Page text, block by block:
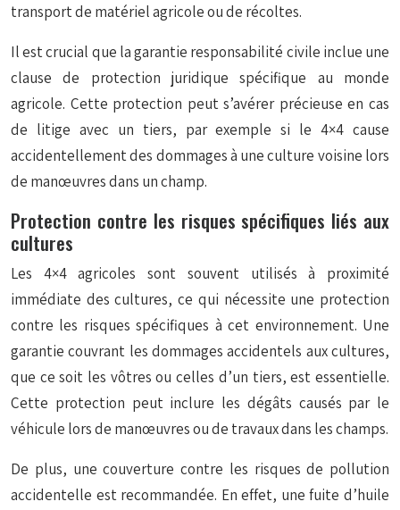
transport de matériel agricole ou de récoltes.
Il est crucial que la garantie responsabilité civile inclue une
clause de protection juridiquespécifique au monde
agricole. Cette protection peut s’avérer précieuse en cas
de litige avec un tiers, par exemple si le 4×4 cause
accidentellement des dommages à une culture voisine lors
de manœuvres dans un champ.
Protection contre les risques spécifiques liés aux
cultures
Les 4×4 agricoles sont souvent utilisés à proximité
immédiate des cultures, ce qui nécessite une protection
contre les risques spécifiques à cet environnement. Une
garantie couvrant les dommages accidentels aux cultures,
que ce soit les vôtres ou celles d’un tiers, est essentielle.
Cette protection peut inclure les dégâts causés par le
véhicule lors de manœuvres ou de travaux dans les champs.
De plus, une couverture contre les risques de pollution
accidentelle est recommandée. En effet, une fuite d’huile